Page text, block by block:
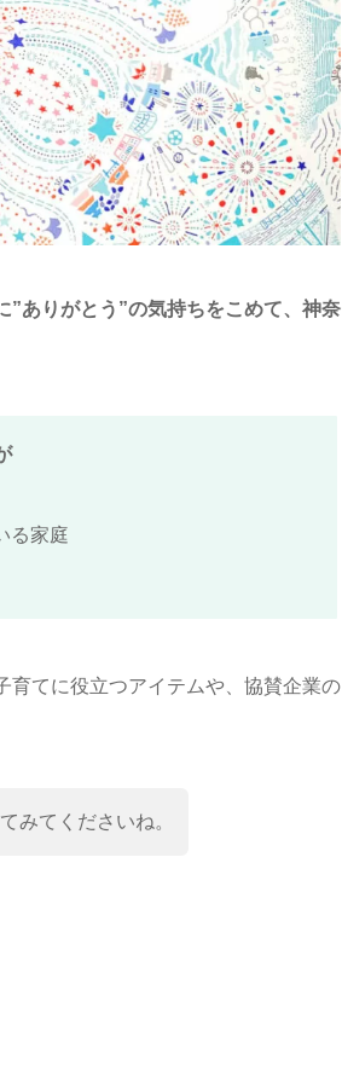
”ありがとう”の気持ちをこめて、神奈
る家庭
育てに役立つアイテムや、協賛企業の
みてくださいね。